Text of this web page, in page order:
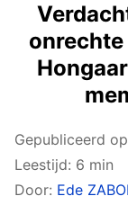
Gepubliceerd op
Leestijd: 6 min
Door: Ede